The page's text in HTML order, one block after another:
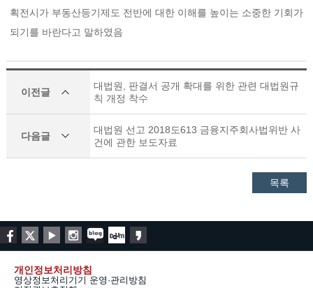
획전시가 부동산등기제도 전반에 대한 이해를 높이는 소중한 기회가
되기를 바란다고 말하였음
이전글
대법원, 판결서 공개 확대를 위한 관련 대법원규
칙 개정 착수
다음글
대법원 선고 2018도613 금융지주회사법위반 사
건에 관한 보도자료
목록
개인정보처리방침
영상정보처리기기 운영·관리방침